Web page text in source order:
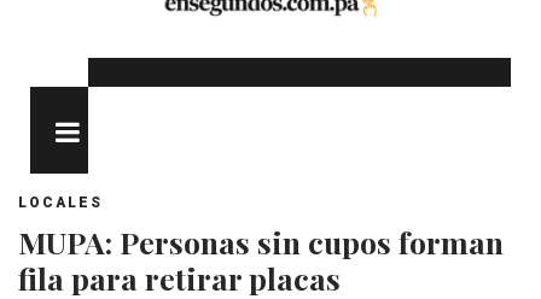
LOCALES
MUPA: Personas sin cupos forman
fila para retirar placas